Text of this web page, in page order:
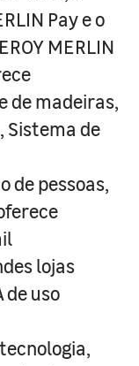
Pay e o
MERLIN
de madeiras,
Sistema de
de pessoas,
lojas
de uso